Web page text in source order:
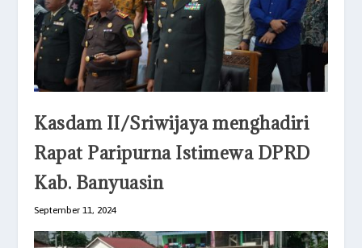
Kasdam II/Sriwijaya menghadiri
Rapat Paripurna Istimewa DPRD
Kab. Banyuasin
September 11, 2024